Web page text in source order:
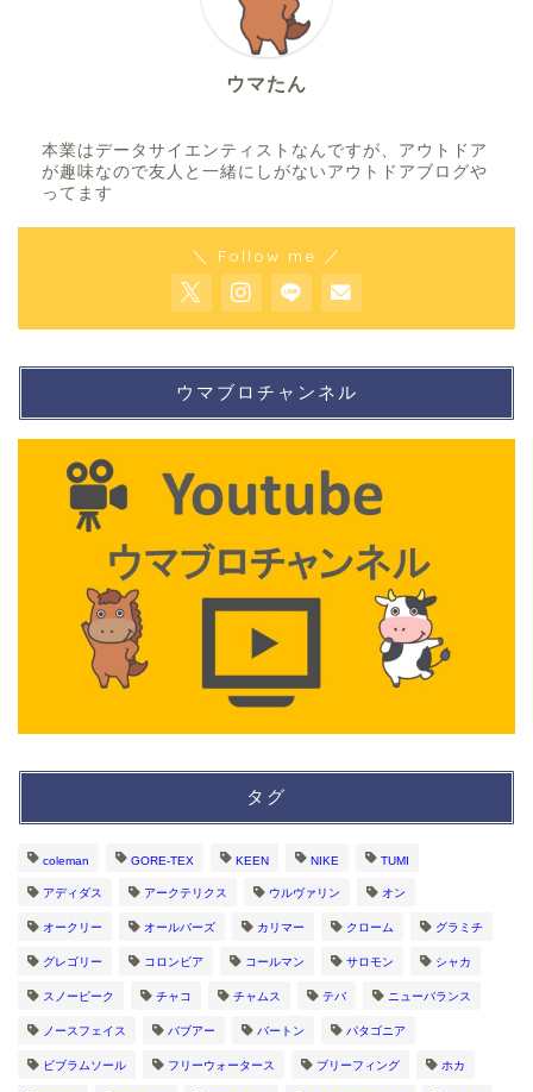
ウマたん
本業はデータサイエンティストなんですが、アウトドア
が趣味なので友人と一緒にしがないアウトドアブログや
ってます
＼ Follow me ／
ウマブロチャンネル
タグ
coleman GORE-TEX KEEN NIKE TUMI
アディダス アークテリクス ウルヴァリン オン
オークリー オールバーズ カリマー クローム グラミチ
グレゴリー コロンビア コールマン サロモン シャカ
スノーピーク チャコ チャムス テバ ニューバランス
ノースフェイス バブアー バートン パタゴニア
ビブラムソール フリーウォータース ブリーフィング ホカ